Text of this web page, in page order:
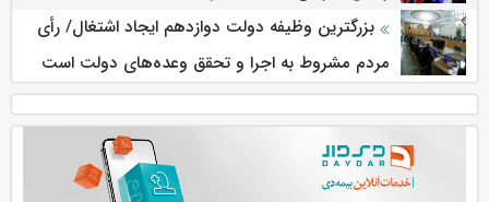
بزرگترین وظیفه دولت دوازدهم ایجاد اشتغال/ رأی
مردم مشروط به اجرا و تحقق وعده‌های دولت است